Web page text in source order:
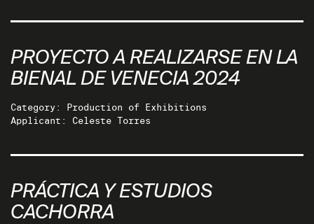
PROYECTO A REALIZARSE EN LA
BIENAL DE VENECIA 2024
Category: Production of Exhibitions
Applicant: Celeste Torres
PRÁCTICA Y ESTUDIOS
CACHORRA